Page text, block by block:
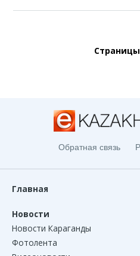
Обратная связь
Главная
Новости
Новости Караганды
Фотолента